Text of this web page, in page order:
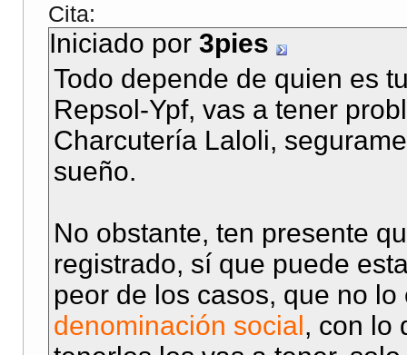
Cita:
Iniciado por 3pies
Todo depende de quien es
Repsol-Ypf, vas a tener
Charcutería Laloli,
sueño.
No obstante, ten presente
registrado, sí que puede
peor de los casos, que no
denominación social , con lo